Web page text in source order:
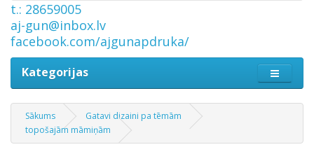
t.: 28659005
aj-gun@inbox.lv
facebook.com/ajgunapdruka/
Kategorijas
Sākums
Gatavi dizaini pa tēmām
topošajām māmiņām